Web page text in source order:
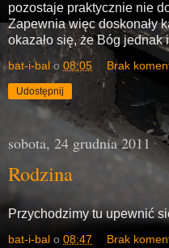
pozostaje praktycznie nie
Zapewnia więc doskonały
okazało się, że Bóg jednak
bat-i-bal o 08:05 Brak
Udostępnij
sobota, 24 grudnia 2011
Rodzina
Przychodzimy tu upewnić
bat-i-bal o 08:47 Brak